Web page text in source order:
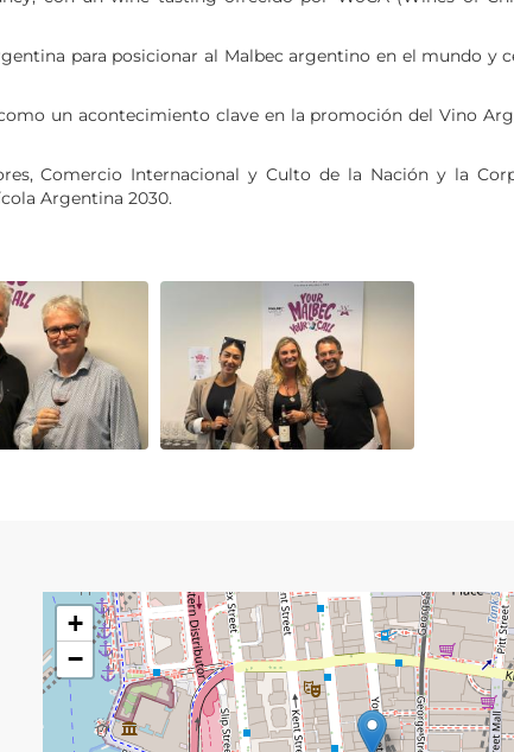
para posicionar al Malbec argentino en el mundo y
un acontecimiento clave en la promoción del Vino
Comercio Internacional y Culto de la Nación y la
Argentina 2030.
+
−